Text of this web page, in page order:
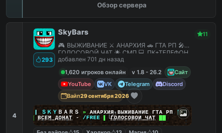
Обзор сервера
4
293
SkyBars 11
🎮 ВЫЖИВАНИЕ ⚔️ АНАРХИЯ 🚗 ГТА РП 🎤
ГОЛОСОВОЙ ЧАТ 🌟 СМП 💻 ПК+ТЕЛЕФОН
добавлен 701 дн назад
1,620 игроков онлайн
v 1.8 - 26.2
Сайт
YouTube
VK Telegram
Discord
Вайп29 сентября 2026
ＳＫＹ ＢＡＲＳ » АНАРХИЯ ВЫЖИВАНИЕ ГТА РП |||
ВСЕМ ДОНАТ- /FREE ▌ГОЛОСОВОЙ ЧАТ